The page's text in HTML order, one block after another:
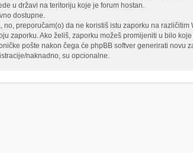
u državi na teritoriju koje je forum hostan.
dostupne.
preporučam(o) da ne koristiš istu zaporku na
zaporku. Ako želiš, zaporku možeš promijeniti u bilo
pošte nakon čega će phpBB softver generirati novu
naknadno, su opcionalne.